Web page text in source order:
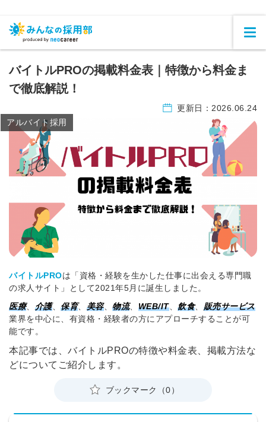
バイトルPROの掲載料金表｜特徴から料金ま
で徹底解説！
更新日： 2026.06.24
アルバイト採用
バイトルPROは「資格・経験を生かした仕事に出会える専門職
の求人サイト」として2021年5月に誕生しました。
医療、 介護、 保育、 美容、 物流、 WEB/IT、 飲食、 販売サービス
業界を中心に、有資格・経験者の方にアプローチすることが可
能です。
本記事では、 バイトルPROの特徴や料金表、 掲載方法な
どについてご紹介します。
ブックマーク（0）